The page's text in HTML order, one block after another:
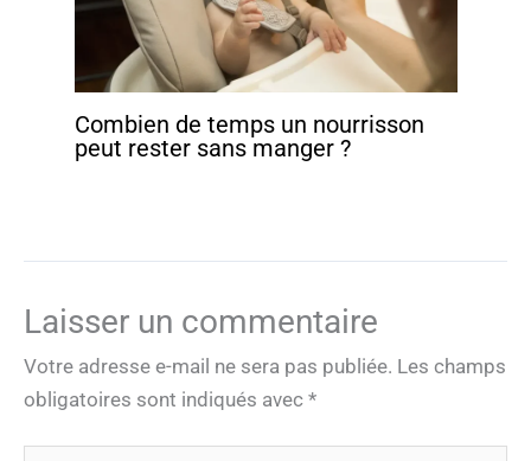
Combien de temps un nourrisson
peut rester sans manger ?
Laisser un commentaire
Votre adresse e-mail ne sera pas publiée. Les champs
obligatoires sont indiqués avec *